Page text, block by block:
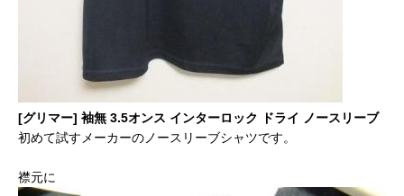
[グリマー] 袖無 3.5オンス インターロック ドライ ノースリーブ
初めて試すメーカーのノースリーブシャツです。
襟元に